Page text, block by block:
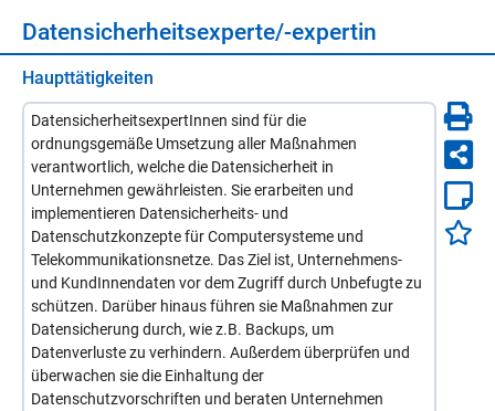
Da­ten­si­cher­heits­ex­per­te/-​ex­per­tin
Haupttätigkeiten
DatensicherheitsexpertInnen sind für die
ordnungsgemäße Umsetzung aller Maßnahmen
verantwortlich, welche die Datensicherheit in
Unternehmen gewährleisten. Sie erarbeiten und
implementieren Datensicherheits- und
Datenschutzkonzepte für Computersysteme und
Telekommunikationsnetze. Das Ziel ist, Unternehmens-
und KundInnendaten vor dem Zugriff durch Unbefugte zu
schützen. Darüber hinaus führen sie Maßnahmen zur
Datensicherung durch, wie z.B. Backups, um
Datenverluste zu verhindern. Außerdem überprüfen und
überwachen sie die Einhaltung der
Datenschutzvorschriften und beraten Unternehmen